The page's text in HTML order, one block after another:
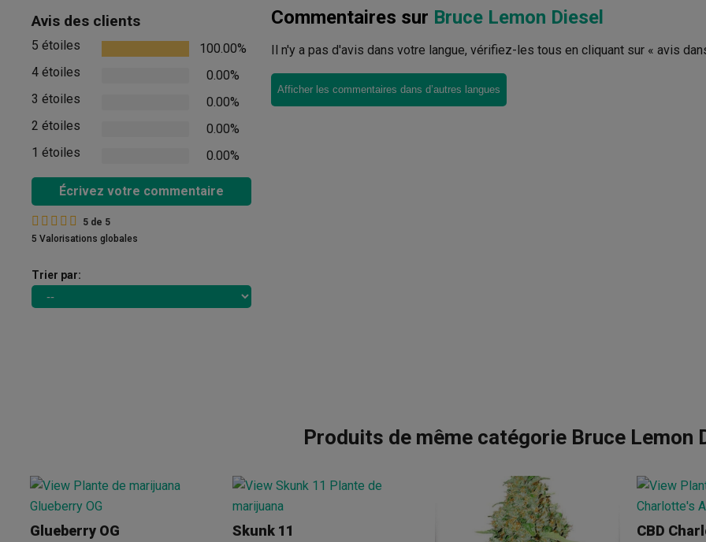
Avis des clients
5 étoiles
100.00%
4 étoiles
0.00%
3 étoiles
0.00%
2 étoiles
0.00%
1 étoiles
0.00%
Écrivez votre commentaire
5 de 5
5 Valorisations globales
Trier par:
Commentaires sur Bruce Lemon Diesel
Il n'y a pas d'avis dans votre langue, vérifiez-les tous en cliquant sur « avis
Afficher les commentaires dans d’autres langues
Produits de même catégorie Bruce Lemon
Glueberry OG Skunk 11 CBD